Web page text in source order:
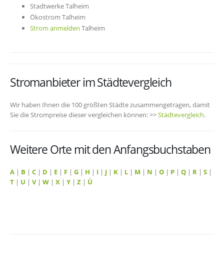
Stadtwerke Talheim
Ökostrom Talheim
Strom anmelden Talheim
Stromanbieter im Städtevergleich
Wir haben Ihnen die 100 größten Städte zusammengetragen, damit
Sie die Strompreise dieser vergleichen können: >>Städtevergleich.
Weitere Orte mit den Anfangsbuchstaben
A | B | C | D | E | F | G | H | I | J | K | L | M | N | O | P | Q | R | S |
T | U | V| W | X | Y | Z | Ü